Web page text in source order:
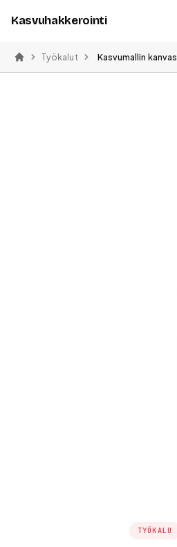
Kasvuhakkerointi
Etusivu
Työkalut Kasvumallin kanvas
TYÖKALU